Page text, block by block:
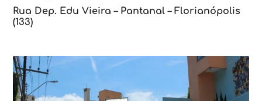
Rua Dep. Edu Vieira – Pantanal – Florianópolis
(133)